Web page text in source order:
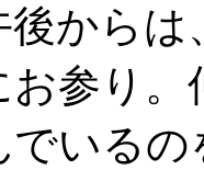
からは
お参り。
でいる